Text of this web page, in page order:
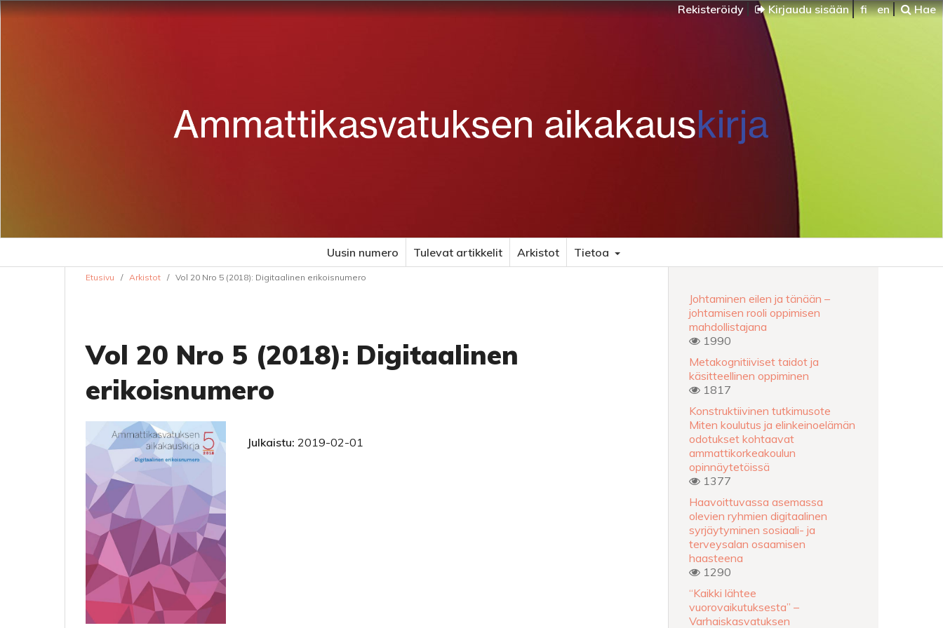
Rekisteröidy Kirjaudu sisään fi en Hae
Uusin numero Tulevat artikkelit Arkistot Tietoa
Etusivu / Arkistot / Vol 20 Nro 5 (2018): Digitaalinen erikoisnumero
Vol 20 Nro 5 (2018): Digitaalinen
erikoisnumero
Julkaistu: 2019-02-01
Johtaminen eilen ja tänään –
johtamisen rooli oppimisen
mahdollistajana
1990
Metakognitiiviset taidot ja
käsitteellinen oppiminen
1817
Konstruktiivinen tutkimusote
Miten koulutus ja elinkeinoelämän
odotukset kohtaavat
ammattikorkeakoulun
opinnäytetöissä
1377
Haavoittuvassa asemassa
olevien ryhmien digitaalinen
syrjäytyminen sosiaali- ja
terveysalan osaamisen
haasteena
1290
“Kaikki lähtee
vuorovaikutuksesta” –
Varhaiskasvatuksen